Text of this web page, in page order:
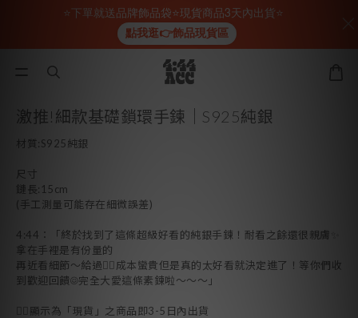
激推!細款基礎鎖環手鍊｜S925純銀
材質:S925純銀
尺寸
鏈長:15cm
(手工測量可能存在細微誤差)
4:44：「終於找到了這條超級好看的純銀手鍊！耐看之餘還很親膚✨
拿在手裡是有份量的
再近看細節～給過👍🏻成本蠻貴但是真的太好看就決定進了！等你們收
到歡迎回饋☺完全大愛這條素鍊啦～～～」
👉🏻顯示為「現貨」之商品即3-5日內出貨
⭐下單就送品牌飾品袋⭐現貨商品3天內出貨⭐
點我逛👉飾品現貨區